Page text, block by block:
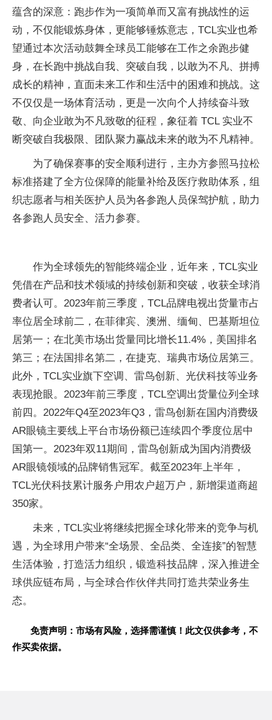
蕴含的深意：跑步作为一项简单而又富有挑战性的运
动，不仅能锻炼身体，更能够锤炼意志，TCL实业也希
望通过本次活动鼓舞全球员工能够在工作之余跑步健
身，在长跑中挑战自我、突破自我，以敢为不凡、拼搏
成长的精神，直面未来工作和生活中的困难和挑战。这
不仅仅是一场体育活动，更是一次向个人持续奋斗致
敬、向企业敢为不凡致敬的征程，象征着 TCL 实业不
断突破自我极限、团队聚力赢战未来的敢为不凡精神。
为了确保赛事的安全顺利进行，主办方参照马拉松
标准搭建了全方位保障的能量补给及医疗救助体系，组
织志愿者与相关医护人员为各参跑人员保驾护航，助力
各参跑人员安全、活力参赛。
作为全球领先的智能终端企业，近年来，TCL实业
凭借在产品和技术领域的持续创新和突破，收获全球消
费者认可。2023年前三季度，TCL品牌电视出货量市占
率位居全球前二，在菲律宾、澳洲、缅甸、巴基斯坦位
居第一；在北美市场出货量同比增长11.4%，美国排名
第三；在法国排名第二，在捷克、瑞典市场位居第三。
此外，TCL实业旗下空调、雷鸟创新、光伏科技等业务
表现抢眼。2023年前三季度，TCL空调出货量位列全球
前四。2022年Q4至2023年Q3，雷鸟创新在国内消费级
AR眼镜主要线上平台市场份额已连续四个季度位居中
国第一。2023年双11期间，雷鸟创新成为国内消费级
AR眼镜领域的品牌销售冠军。截至2023年上半年，
TCL光伏科技累计服务户用农户超万户，新增渠道商超
350家。
未来，TCL实业将继续把握全球化带来的竞争与机
遇，为全球用户带来“全场景、全品类、全连接”的智慧
生活体验，打造活力组织，锻造科技品牌，深入推进全
球供应链布局，与全球合作伙伴共同打造共荣业务生
态。
免责声明：市场有风险，选择需谨慎！此文仅供参考，不
作买卖依据。